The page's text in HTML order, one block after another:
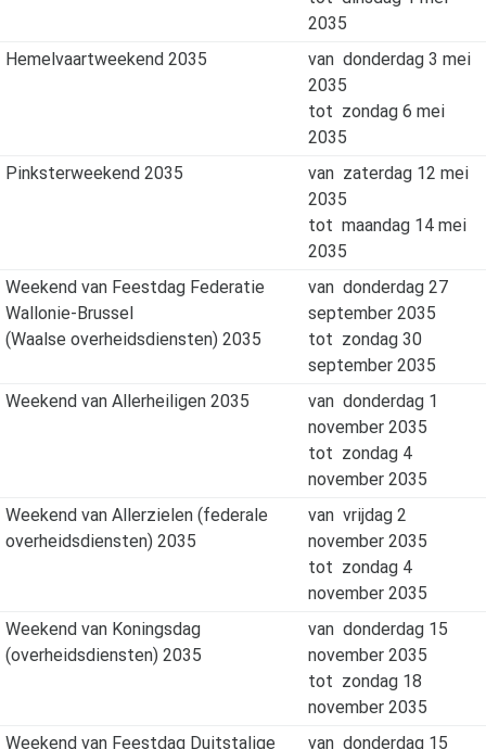
2035
Hemelvaartweekend 2035
van donderdag 3 mei
2035
tot zondag 6 mei
2035
Pinksterweekend 2035
van zaterdag 12 mei
2035
tot maandag 14 mei
2035
Weekend van Feestdag Federatie
Wallonie-Brussel
(Waalse overheidsdiensten) 2035
van donderdag 27
september 2035
tot zondag 30
september 2035
Weekend van Allerheiligen 2035
van donderdag 1
november 2035
tot zondag 4
november 2035
Weekend van Allerzielen (federale
overheidsdiensten) 2035
van vrijdag 2
november 2035
tot zondag 4
november 2035
Weekend van Koningsdag
(overheidsdiensten) 2035
van donderdag 15
november 2035
tot zondag 18
november 2035
Weekend van Feestdag Duitstalige
van donderdag 15